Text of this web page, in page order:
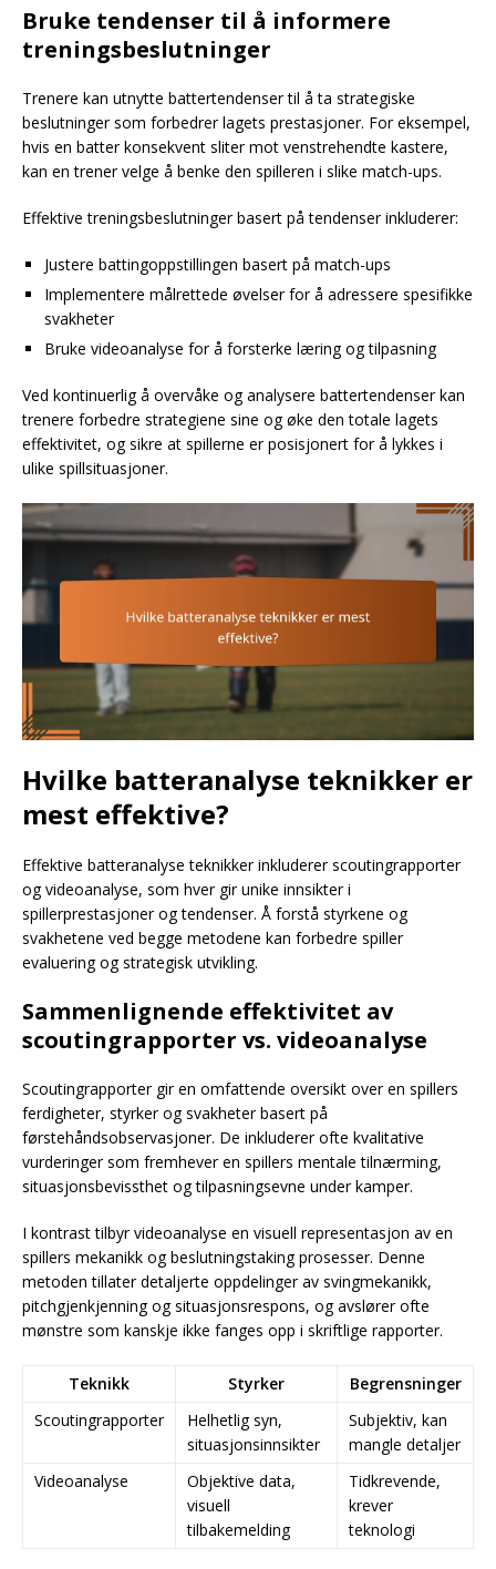
Bruke tendenser til å informere
treningsbeslutninger
Trenere kan utnytte battertendenser til å ta strategiske
beslutninger som forbedrer lagets prestasjoner. For eksempel,
hvis en batter konsekvent sliter mot venstrehendte kastere,
kan en trener velge å benke den spilleren i slike match-ups.
Effektive treningsbeslutninger basert på tendenser inkluderer:
Justere battingoppstillingen basert på match-ups
Implementere målrettede øvelser for å adressere spesifikke
svakheter
Bruke videoanalyse for å forsterke læring og tilpasning
Ved kontinuerlig å overvåke og analysere battertendenser kan
trenere forbedre strategiene sine og øke den totale lagets
effektivitet, og sikre at spillerne er posisjonert for å lykkes i
ulike spillsituasjoner.
Hvilke batteranalyse teknikker er
mest effektive?
Effektive batteranalyse teknikker inkluderer scoutingrapporter
og videoanalyse, som hver gir unike innsikter i
spillerprestasjoner og tendenser. Å forstå styrkene og
svakhetene ved begge metodene kan forbedre spiller
evaluering og strategisk utvikling.
Sammenlignende effektivitet av
scoutingrapporter vs. videoanalyse
Scoutingrapporter gir en omfattende oversikt over en spillers
ferdigheter, styrker og svakheter basert på
førstehåndsobservasjoner. De inkluderer ofte kvalitative
vurderinger som fremhever en spillers mentale tilnærming,
situasjonsbevissthet og tilpasningsevne under kamper.
I kontrast tilbyr videoanalyse en visuell representasjon av en
spillers mekanikk og beslutningstaking prosesser. Denne
metoden tillater detaljerte oppdelinger av svingmekanikk,
pitchgjenkjenning og situasjonsrespons, og avslører ofte
mønstre som kanskje ikke fanges opp i skriftlige rapporter.
Teknikk Styrker
Begrensninger
Scoutingrapporter
Helhetlig syn,
situasjonsinnsikter
Subjektiv, kan
mangle detaljer
Videoanalyse
Objektive data,
visuell
tilbakemelding
Tidkrevende,
krever
teknologi